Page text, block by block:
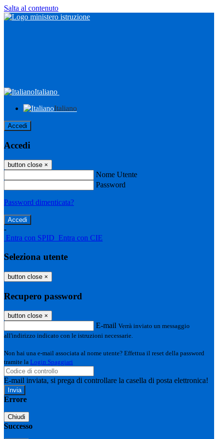
Salta al contenuto
Italiano
Italiano
Accedi
Accedi
button close ×
Nome Utente
Password
Password dimenticata?
-
Entra con SPID Entra con CIE
Seleziona utente
button close ×
Recupero password
button close ×
E-mail Verrà inviato un messaggio
all'indirizzo indicato con le istruzioni necessarie.
Non hai una e-mail associata al nome utente? Effettua il reset della password
tramite la Login Spaggiari
E-mail inviata, si prega di controllare la casella di posta elettronica!
Errore
Chiudi
Successo